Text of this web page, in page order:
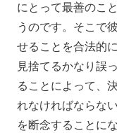
にとって最善のこ
うのです。そこで
せることを合法的
見捨てるかなり誤
ることによって、
れなければならな
を断念することに